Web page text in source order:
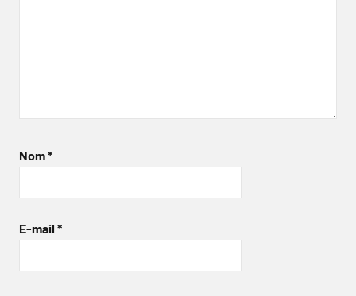
Nom*
E-mail *